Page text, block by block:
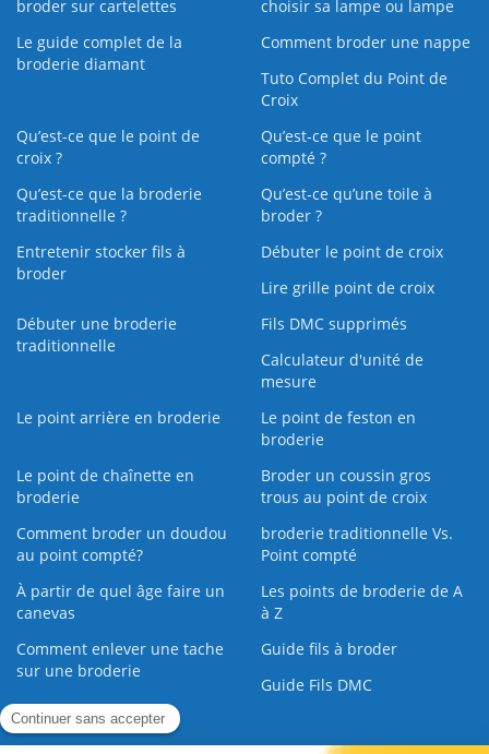
broder sur cartelettes
choisir sa lampe ou lampe
Le guide complet de la
broderie diamant
Comment broder une nappe
Tuto Complet du Point de
Croix
Qu’est-ce que le point de
croix ?
Qu’est-ce que le point
compté ?
Qu’est-ce que la broderie
traditionnelle ?
Qu’est‑ce qu’une toile à
broder ?
Entretenir stocker fils à
broder
Débuter le point de croix
Lire grille point de croix
Débuter une broderie
traditionnelle
Fils DMC supprimés
Calculateur d'unité de
mesure
Le point arrière en broderie
Le point de feston en
broderie
Le point de chaînette en
broderie
Broder un coussin gros
trous au point de croix
Comment broder un doudou
au point compté?
broderie traditionnelle Vs.
Point compté
À partir de quel âge faire un
canevas
Les points de broderie de A
à Z
Comment enlever une tache
sur une broderie
Guide fils à broder
Guide Fils DMC
Guide de la Broderie